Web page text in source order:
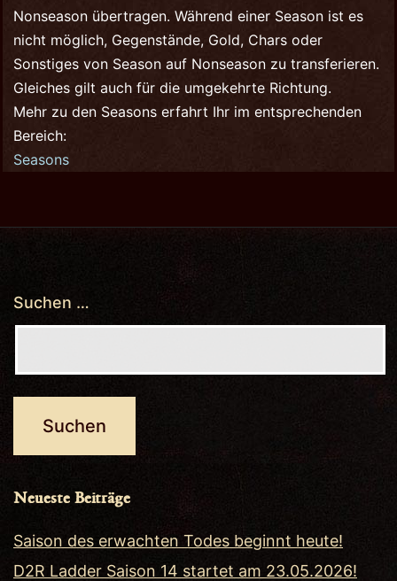
Nonseason übertragen. Während einer Season ist es
nicht möglich, Gegenstände, Gold, Chars oder
Sonstiges von Season auf Nonseason zu transferieren.
Gleiches gilt auch für die umgekehrte Richtung.
Mehr zu den Seasons erfahrt Ihr im entsprechenden
Bereich:
Seasons
Suchen …
Neueste Beiträge
Saison des erwachten Todes beginnt heute!
D2R Ladder Saison 14 startet am 23.05.2026!